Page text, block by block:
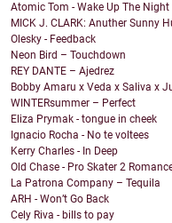
Atomic Tom - Wake Up The Night
MICK J. CLARK: Anuther Sunny
Olesky - Feedback
Neon Bird – Touchdown
REY DANTE – Ajedrez
Bobby Amaru x Veda x Saliva x
WINTERsummer – Perfect
Eliza Prymak - tongue in cheek
Ignacio Rocha - No te voltees
Kerry Charles - In Deep
Old Chase - Pro Skater 2
La Patrona Company – Tequila
ARH - Won’t Go Back
Cely Riva - bills to pay